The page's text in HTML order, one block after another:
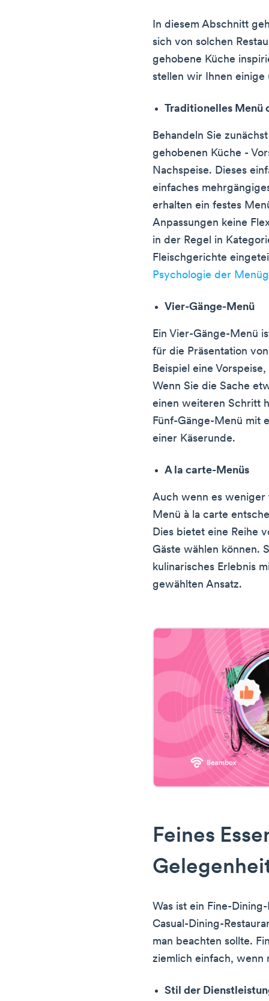
In diesem Abschnitt
sich von solchen
gehobene Küche
stellen wir Ihnen einige
Traditionelles Menü
Behandeln Sie
gehobenen Küche -
Nachspeise. Dieses
einfaches
erhalten ein festes
Anpassungen keine
in der Regel in
Fleischgerichte
Psychologie der
Vier-Gänge-Menü
Ein Vier-Gänge-Menü
für die Präsentation
Beispiel eine
Wenn Sie die Sache
einen weiteren Schritt
Fünf-Gänge-Menü mit
einer Käserunde.
A la carte-Menüs
Auch wenn es weniger
Menü à la carte
Dies bietet eine Reihe
Gäste wählen können.
kulinarisches Erlebnis
gewählten Ansatz.
Feines
Was ist ein Fine-
Casual-Dining-
man beachten sollte.
ziemlich einfach, wenn
Stil der